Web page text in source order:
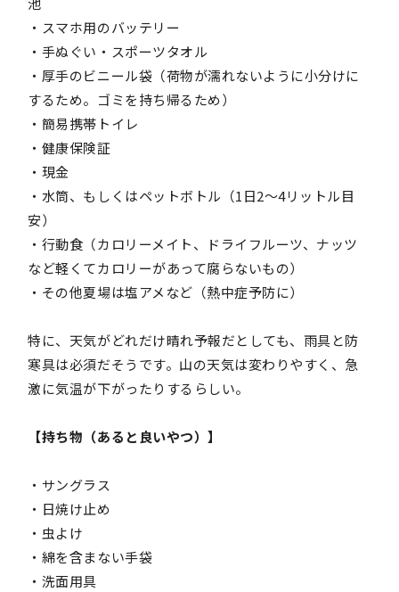
・スマホ用のバッテリー
・手ぬぐい・スポーツタオル
・厚手のビニール袋（荷物が濡れないように小分けに
するため。ゴミを持ち帰るため）
・簡易携帯トイレ
・健康保険証
・現金
・水筒、もしくはペットボトル（1日2～4リットル目
安）
・行動食（カロリーメイト、ドライフルーツ、ナッツ
など軽くてカロリーがあって腐らないもの）
・その他夏場は塩アメなど（熱中症予防に）
特に、天気がどれだけ晴れ予報だとしても、雨具と防
寒具は必須だそうです。山の天気は変わりやすく、急
激に気温が下がったりするらしい。
【持ち物（あると良いやつ）】
・サングラス
・日焼け止め
・虫よけ
・綿を含まない手袋
・洗面用具